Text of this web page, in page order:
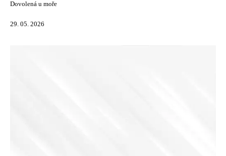
Dovolená u moře
29. 05. 2026